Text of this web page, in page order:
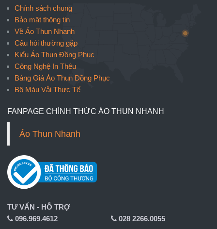
Chính sách chung
Bảo mật thông tin
Về Áo Thun Nhanh
Câu hỏi thường gặp
Kiểu Áo Thun Đồng Phục
Công Nghệ In Thêu
Bảng Giá Áo Thun Đồng Phục
Bộ Màu Vải Thực Tế
FANPAGE CHÍNH THỨC ÁO THUN NHANH
Áo Thun Nhanh
TƯ VẤN - HỖ TRỢ
096.969.4612
028 2266.0055